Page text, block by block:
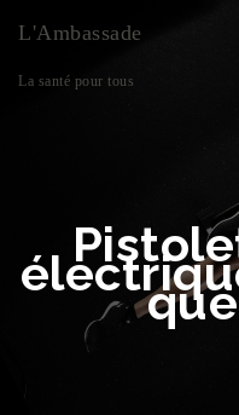
L'Ambassade
La santé pour tous
que